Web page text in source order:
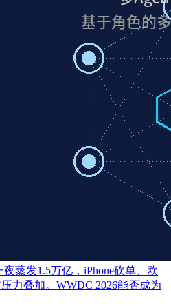
蒸发1.5万亿，iPhone砍单、欧
力叠加。WWDC 2026能否成为